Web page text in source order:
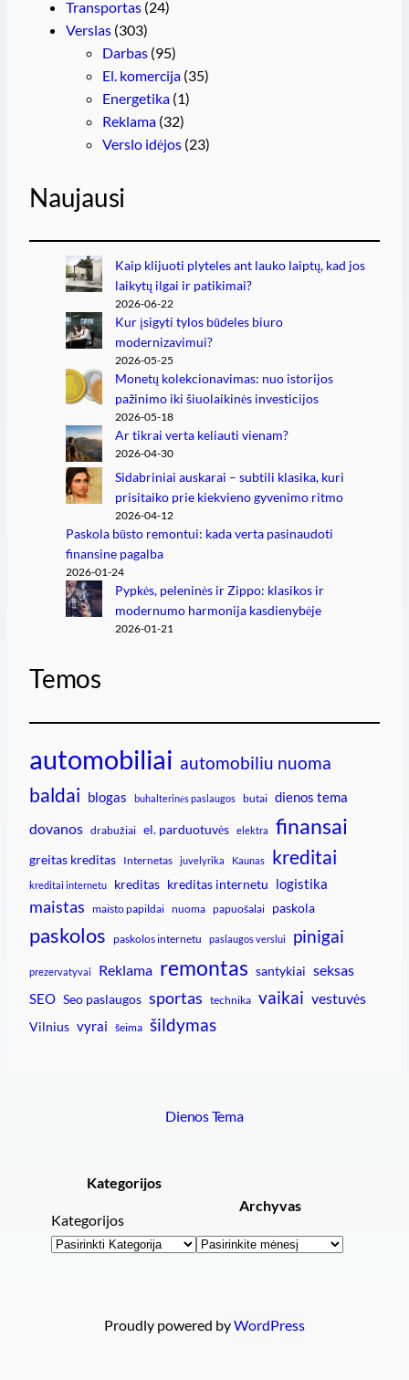
Transportas (24)
Verslas (303)
Darbas (95)
El. komercija (35)
Energetika (1)
Reklama (32)
Verslo idėjos (23)
Naujausi
Kaip klijuoti plyteles ant lauko laiptų, kad jos
laikytų ilgai ir patikimai?
2026-06-22
Kur įsigyti tylos būdeles biuro
modernizavimui?
2026-05-25
Monetų kolekcionavimas: nuo istorijos
pažinimo iki šiuolaikinės investicijos
2026-05-18
Ar tikrai verta keliauti vienam?
2026-04-30
Sidabriniai auskarai – subtili klasika, kuri
prisitaiko prie kiekvieno gyvenimo ritmo
2026-04-12
Paskola būsto remontui: kada verta pasinaudoti
finansine pagalba
2026-01-24
Pypkės, peleninės ir Zippo: klasikos ir
modernumo harmonija kasdienybėje
2026-01-21
Temos
automobiliai automobiliu nuoma
baldai blogas buhalterinės paslaugos butai dienos tema
dovanos drabužiai el. parduotuvės elektra finansai
greitas kreditas Internetas juvelyrika Kaunas kreditai
kreditai internetu kreditas kreditas internetu logistika
maistas maisto papildai nuoma papuošalai paskola
paskolos paskolos internetu paslaugos verslui pinigai
prezervatyvai Reklama remontas santykiai seksas
SEO Seo paslaugos sportas technika vaikai vestuvės
Vilnius vyrai šeima šildymas
Dienos Tema
Kategorijos
Kategorijos
Archyvas
Archyvai
Proudly powered byWordPress